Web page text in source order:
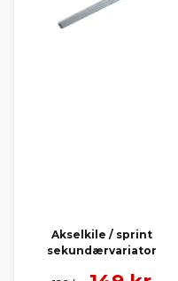
Akselkile / sprint
sekundærvariator